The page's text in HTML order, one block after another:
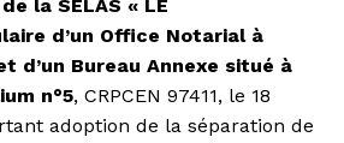
la SELAS « LE
d’un Office Notarial à
d’un Bureau Annexe situé à
n°5, CRPCEN 97411, le 18
adoption de la séparation de